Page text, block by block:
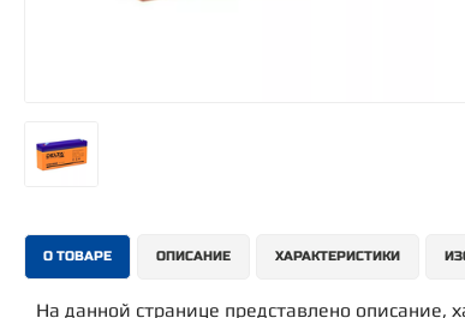
О ТОВАРЕ ОПИСАНИЕ ХАРАКТЕРИСТИКИ
На данной странице представлено